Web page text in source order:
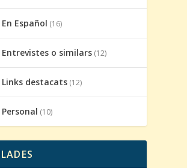
En Español (16)
Entrevistes o similars (12)
Links destacats (12)
Personal (10)